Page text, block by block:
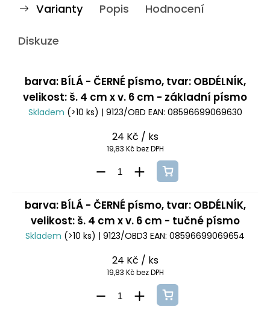
Varianty Popis Hodnocení
Diskuze
barva: BÍLÁ - ČERNÉ písmo, tvar: OBDÉLNÍK,
velikost: š. 4 cm x v. 6 cm - základní písmo
Skladem (>10 ks) | 9123/OBD EAN: 08596699069630
24 Kč / ks
19,83 Kč bez DPH
barva: BÍLÁ - ČERNÉ písmo, tvar: OBDÉLNÍK,
velikost: š. 4 cm x v. 6 cm - tučné písmo
Skladem (>10 ks) | 9123/OBD3 EAN: 08596699069654
24 Kč / ks
19,83 Kč bez DPH